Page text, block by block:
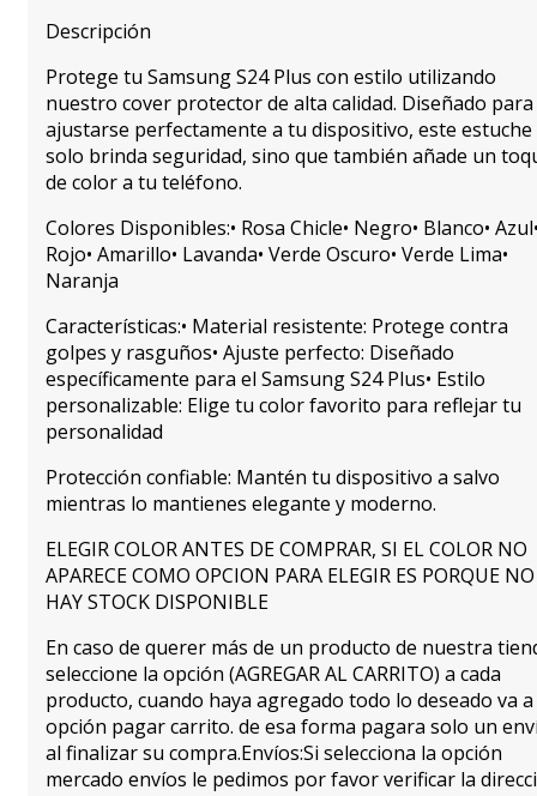
Descripción
Protege tu Samsung S24 Plus con estilo utilizando
nuestro cover protector de alta calidad. Diseñado para
ajustarse perfectamente a tu dispositivo, este
solo brinda seguridad, sino que también añade un
de color a tu teléfono.
Colores Disponibles:• Rosa Chicle• Negro• Blanco•
Rojo• Amarillo• Lavanda• Verde Oscuro• Verde Lima•
Naranja
Características:• Material resistente: Protege contra
golpes y rasguños• Ajuste perfecto: Diseñado
específicamente para el Samsung S24 Plus• Estilo
personalizable: Elige tu color favorito para reflejar tu
personalidad
Protección confiable: Mantén tu dispositivo a salvo
mientras lo mantienes elegante y moderno.
ELEGIR COLOR ANTES DE COMPRAR, SI EL COLOR NO
APARECE COMO OPCION PARA ELEGIR ES PORQUE NO
HAY STOCK DISPONIBLE
En caso de querer más de un producto de nuestra
seleccione la opción (AGREGAR AL CARRITO) a cada
producto, cuando haya agregado todo lo deseado va
opción pagar carrito. de esa forma pagara solo un
al finalizar su compra.Envíos:Si selecciona la opción
mercado envíos le pedimos por favor verificar la